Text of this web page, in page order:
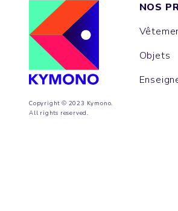
Copyright © 2023 Kymono.
All rights reserved.
NOS
Objets